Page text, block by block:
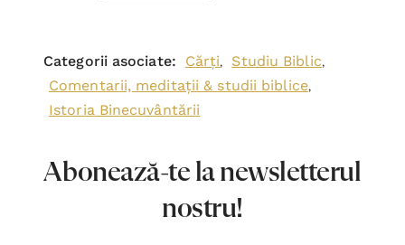
Categorii asociate: Cărți, Studiu Biblic,
Comentarii, meditații & studii biblice,
Istoria Binecuvântării
Abonează-te la newsletterul
nostru!